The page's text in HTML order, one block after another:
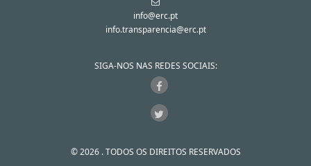
info@erc.pt
info.transparencia@erc.pt
SIGA-NOS NAS REDES SOCIAIS:
© 2026 . TODOS OS DIREITOS RESERVADOS